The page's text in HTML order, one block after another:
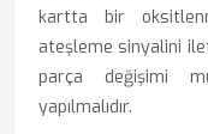
kartta bir
ateşleme sinyalini
parça değişimi
yapılmalıdır.